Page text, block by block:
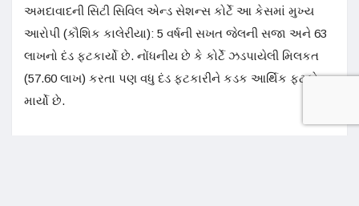
અમદાવાદની સિટી સિવિલ એન્ડ સેશન્સ કોર્ટે આ કેસમાં મુખ્ય
આરોપી (કૌશિક કાલેરીયા): 5 વર્ષની સખત જેલની સજા અને 63
લાખનો દંડ ફટકાર્યો છે. નોંધનીય છે કે કોર્ટે ઝડપાયેલી મિલકત
(57.60 લાખ) કરતા પણ વધુ દંડ ફટકારીને કડક આર્થિક ફટકો
માર્યો છે.